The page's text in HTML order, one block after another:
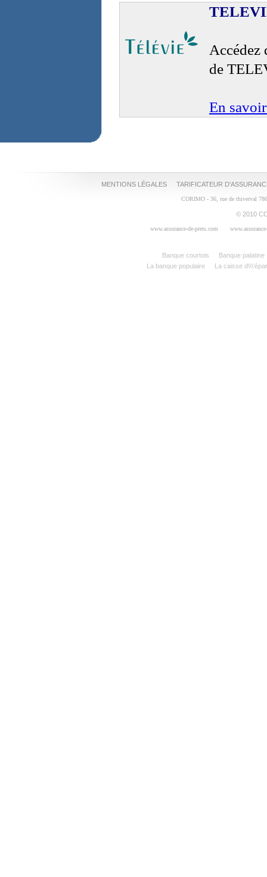
Accédez
de
En
MENTIONS LÉGALES TARIFICATEUR
CORIMO - 36, rue de thiverval
© 2010
www.assurance-de-prets.com
Banque courtois
Banque palatine
La banque populaire
La caisse